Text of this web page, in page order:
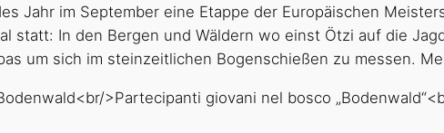
Jahr im September eine Etappe der Europäischen
statt: In den Bergen und Wäldern wo einst Ötzi auf die
um sich im steinzeitlichen Bogenschießen zu messen.